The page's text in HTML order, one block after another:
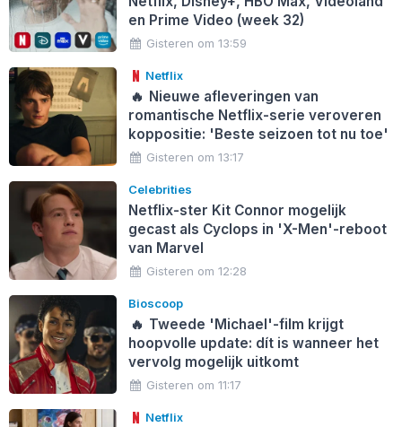
en Prime Video (week 32)
Gisteren om 13:59
Netflix
🔥 Nieuwe afleveringen van
romantische Netflix-serie veroveren
koppositie: 'Beste seizoen tot nu toe'
Gisteren om 13:17
Celebrities
Netflix-ster Kit Connor mogelijk
gecast als Cyclops in 'X-Men'-reboot
van Marvel
Gisteren om 12:28
Bioscoop
🔥 Tweede 'Michael'-film krijgt
hoopvolle update: dít is wanneer het
vervolg mogelijk uitkomt
Gisteren om 11:17
Netflix